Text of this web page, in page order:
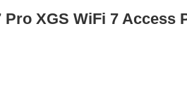
XGS WiFi 7 Access